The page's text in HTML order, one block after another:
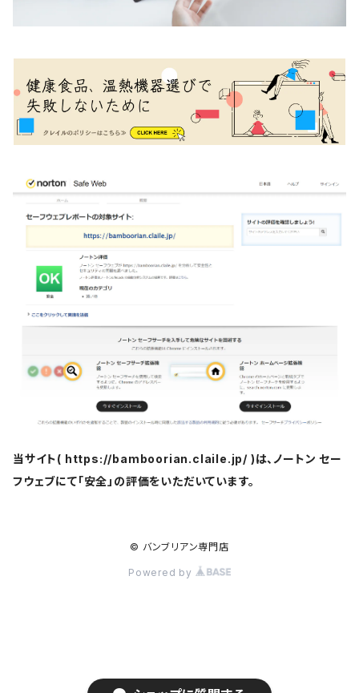
当サイト( https://bamboorian.claile.jp/ )は、ノートン セー
フウェブにて「安全」の評価をいただいています。
© バンブリアン専門店
Powered by